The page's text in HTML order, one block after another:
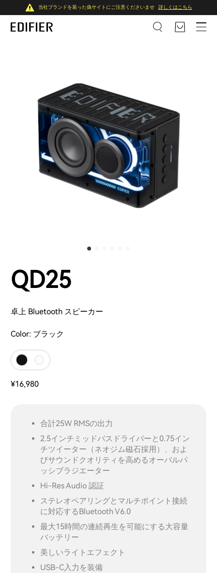
当社ブランドを装った偽サイトにご注意くださいませ 詳しくはこちら
QD25
卓上 Bluetooth スピーカー
Color: ブラック
¥16,980
合計25W RMSの出力
2.5インチミッドバスドライバーと0.75イン
チツイーター（ネオジム磁石採用）、およ
びサウンドクオリティを高めるオーバルパ
ッシブラジエーター
Hi-Res Audio 認証
ステレオペアリングとマルチポイント接続
に対応するBluetooth V6.0
最大15時間の連続再生を可能にする大容量
バッテリー
美しいライトエフェクト
USB-C入力を装備